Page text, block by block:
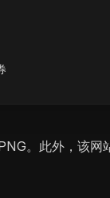
。此外，该网